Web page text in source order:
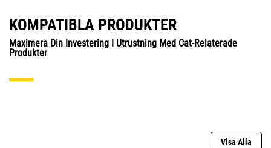
KOMPATIBLA PRODUKTER
Maximera Din Investering I Utrustning Med Cat-Relaterade
Produkter
Visa Alla